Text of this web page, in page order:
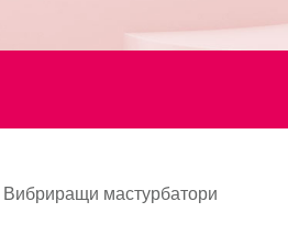
Вибриращи мастурбатори